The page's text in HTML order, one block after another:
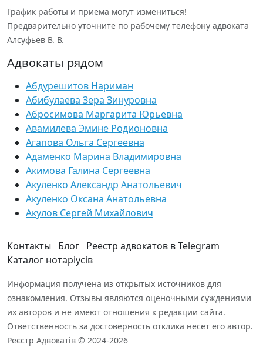
График работы и приема могут измениться!
Предварительно уточните по рабочему телефону адвоката
Алсуфьев В. В.
Адвокаты рядом
Абдурешитов Нариман
Абибулаева Зера Зинуровна
Абросимова Маргарита Юрьевна
Авамилева Эмине Родионовна
Агапова Ольга Сергеевна
Адаменко Марина Владимировна
Акимова Галина Сергеевна
Акуленко Александр Анатольевич
Акуленко Оксана Анатольевна
Акулов Сергей Михайлович
Контакты Блог Реестр адвокатов в Telegram
Каталог нотаріусів
Информация получена из открытых источников для
ознакомления. Отзывы являются оценочными суждениями
их авторов и не имеют отношения к редакции сайта.
Ответственность за достоверность отклика несет его автор.
Реєстр Адвокатів © 2024-2026